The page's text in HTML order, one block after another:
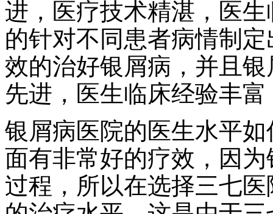
进，医疗技术精湛，医
的针对不同患者病情制
效的治好银屑病，并且
先进，医生临床经验丰
银屑病医院的医生水平
面有非常好的疗效，因
过程，所以在选择三七